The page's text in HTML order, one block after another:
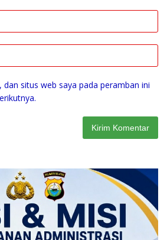
dan situs web saya pada peramban ini